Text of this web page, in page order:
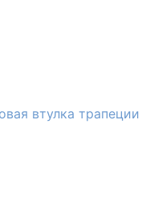
втулка трапеции